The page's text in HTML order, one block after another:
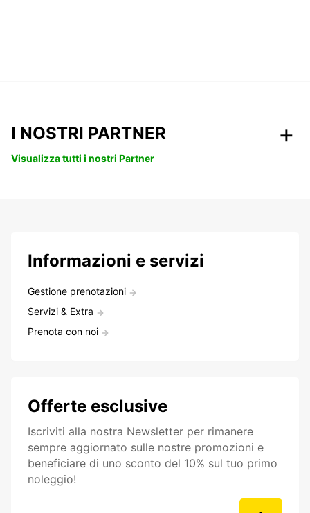
I NOSTRI PARTNER
Visualizza tutti i nostri Partner
Informazioni e servizi
Gestione prenotazioni
Servizi & Extra
Prenota con noi
Offerte esclusive
Iscriviti alla nostra Newsletter per rimanere
sempre aggiornato sulle nostre promozioni e
beneficiare di uno sconto del 10% sul tuo primo
noleggio!